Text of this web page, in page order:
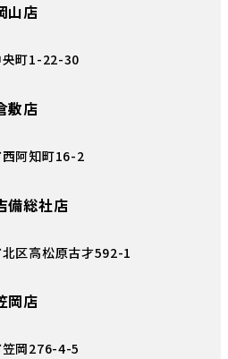
山店
央町1-22-30
敷店
阿知町16-2
備総社店
区高松原古才592-1
岡店
岡276-4-5